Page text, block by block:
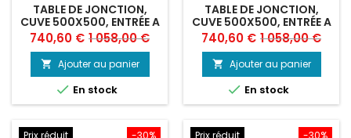
TABLE DE JONCTION,
CUVE 500X500, ENTRÉE A
GX
Prix
740,60 € Prix
de
base
1 058,00 €
 Ajouter au panier
 En stock
TABLE DE JONCTION,
CUVE 500X500, ENTRÉE A
DX
Prix
740,60 € Prix
de
base
1 058,00 €
 Ajouter au panier
 En stock
-30%
Prix réduit -30%
Prix réduit